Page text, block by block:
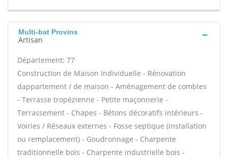
Multi-bat Provins
Artisan
Département: 77
Construction de Maison Individuelle - Rénovation
dappartement / de maison - Aménagement de combles
- Terrasse tropézienne - Petite maçonnerie -
Terrassement - Chapes - Bétons décoratifs intérieurs -
Voiries / Réseaux externes - Fosse septique (installation
ou remplacement) - Goudronnage - Charpente
traditionnelle bois - Charpente industrielle bois -